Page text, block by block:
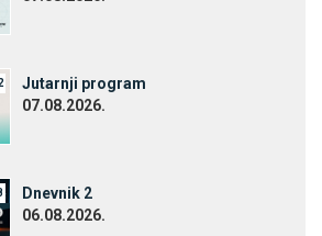
Јutarnji program
07.08.2026.
Dnevnik 2
06.08.2026.